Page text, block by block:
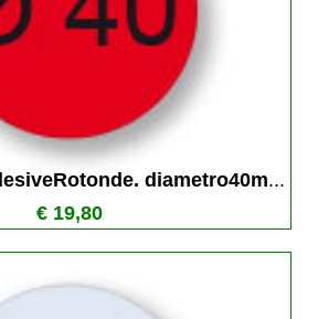
diametro40m...
€ 19,80